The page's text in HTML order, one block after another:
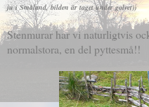
ju i Småland, bilden är taget under golvet))
Stenmurar har vi naturligtvis
normalstora, en del pyttesmå!!